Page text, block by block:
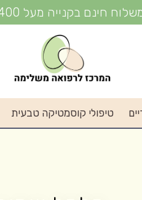
חינם בקנייה מעל 400 ש"ח!
טיפולי קוסמטיקה טבעית